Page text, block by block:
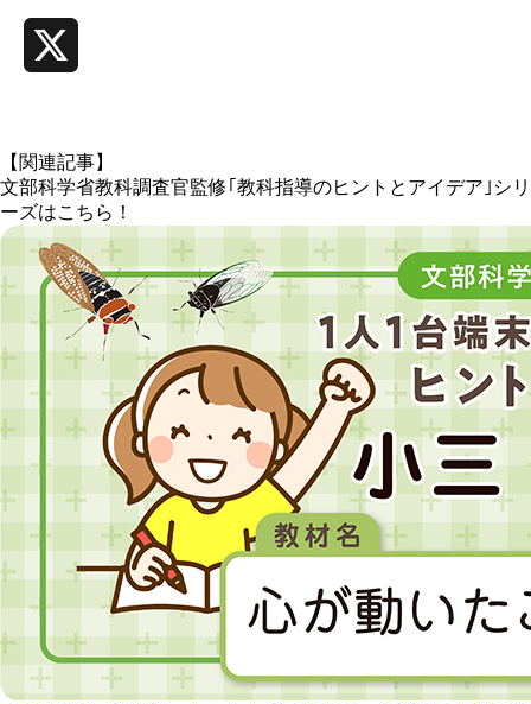
【関連記事】
文部科学省教科調査官監修｢教科指導のヒントとアイデア｣シリ
ーズはこちら！